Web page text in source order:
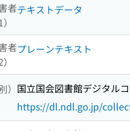
者テキストデータ
者プレーンテキスト
国立国会図書館デジタル
https://dl.ndl.go.jp/